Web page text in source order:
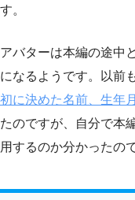
す。
アバターは本編の途中
になるようです。以前
初に決めた名前、生年
たのですが、自分で本
用するのか分かったの